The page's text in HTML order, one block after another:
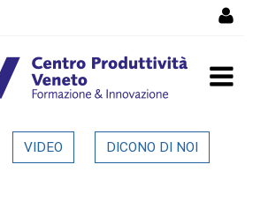
in evidenza
VIDEO DICONO DI NOI